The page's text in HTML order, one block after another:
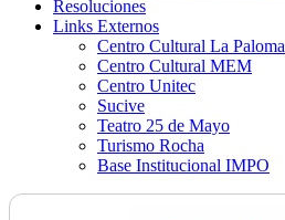
Resoluciones
Links Externos
Centro Cultural La Paloma
Centro Cultural MEM
Centro Unitec
Sucive
Teatro 25 de Mayo
Turismo Rocha
Base Institucional IMPO